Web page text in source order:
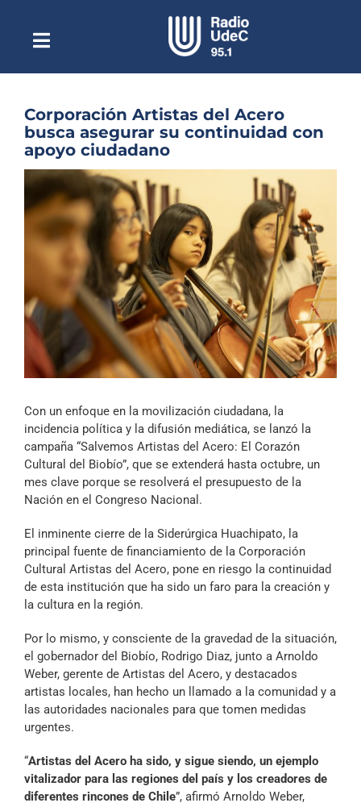
contenidoToggle
NavigationEscuchar Radio UdeC en vivo
Quiénes Somos
Programación
Podcast
Noticias
Reportajes
Columnas
Música Clásica
Especiales
Archivo Sonoro
Corporación Artistas del Acero
busca asegurar su continuidad con
apoyo ciudadano
Ver
imagen
más
Con un enfoque en la movilización ciudadana, la
incidencia política y la difusión mediática, se lanzó la
campaña “Salvemos Artistas del Acero: El Corazón
Cultural del Biobío”, que se extenderá hasta octubre, un
mes clave porque se resolverá el presupuesto de la
Nación en el Congreso Nacional.
El inminente cierre de la Siderúrgica Huachipato, la
principal fuente de financiamiento de la Corporación
Cultural Artistas del Acero, pone en riesgo la continuidad
de esta institución que ha sido un faro para la creación y
la cultura en la región.
Por lo mismo, y consciente de la gravedad de la situación,
el gobernador del Biobío, Rodrigo Diaz, junto a Arnoldo
Weber, gerente de Artistas del Acero, y destacados
artistas locales, han hecho un llamado a la comunidad y a
las autoridades nacionales para que tomen medidas
urgentes.
“Artistas del Acero ha sido, y sigue siendo, un ejemplo
vitalizador para las regiones del país y los creadores de
diferentes rincones de Chile”, afirmó Arnoldo Weber,